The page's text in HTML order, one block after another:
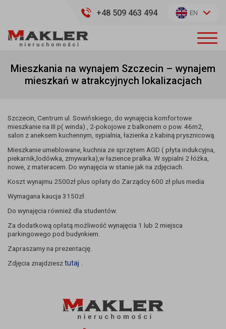
+48 509 463 494 EN
Mieszkania na wynajem Szczecin – wynajem
mieszkań w atrakcyjnych lokalizacjach
Szczecin, Centrum ul. Sowińskiego, do wynajęcia komfortowe
mieszkanie na III p( winda) , 2-pokojowe z balkonem o pow. 46m2,
salon z aneksem kuchennym, sypialnia, łazienka z kabiną prysznicową.
Mieszkanie umeblowane, kuchnia ze sprzętem AGD ( płyta indukcyjna,
piekarnik,lodówka, zmywarka),w łazience pralka. W sypialni 2 łóżka,
nowe, z materacem. Do wynajęcia w stanie jak na zdjęciach.
Koszt wynajmu 2500zł plus opłaty do Zarządcy 600 zł plus media
Wymagana kaucja 3150zł.
Do wynajęcia również dla studentów.
Za dodatkową opłatą możliwość wynajęcia 1 lub 2 miejsca
parkingowego pod budynkiem.
Zapraszamy na prezentację.
Zdjęcia znajdziesztutaj .